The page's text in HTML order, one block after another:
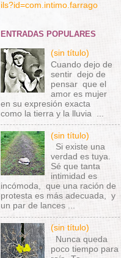
ils?id=com.intimo.farrago
ENTRADAS POPULARES
(sin título)
Cuando dejo de
sentir dejo de
pensar que el
amor es mujer
en su expresión exacta
como la tierra y la lluvia ...
(sin título)
Si existe una
verdad es tuya.
Sé que tanta
intimidad es
incómoda, que una ración de
protesta es más adecuada, y
un par de lances ...
(sin título)
Nunca queda
poco tiempo para